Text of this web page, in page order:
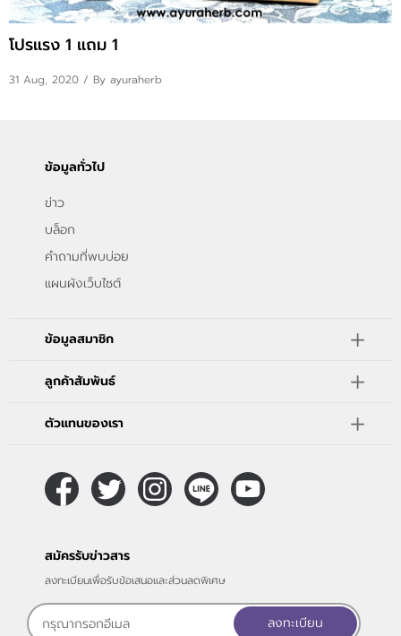
โปรแรง 1 แถม 1
31 Aug, 2020 / By ayuraherb
ข้อมูลทั่วไป
ข่าว
บล็อก
คำถามที่พบบ่อย
แผนผังเว็บไซต์
ข้อมูลสมาชิก
ลูกค้าสัมพันธ์
ตัวแทนของเรา
สมัครรับข่าวสาร
ลงทะเบียนเพื่อรับข้อเสนอและส่วนลดพิเศษ
ลงทะเบียน